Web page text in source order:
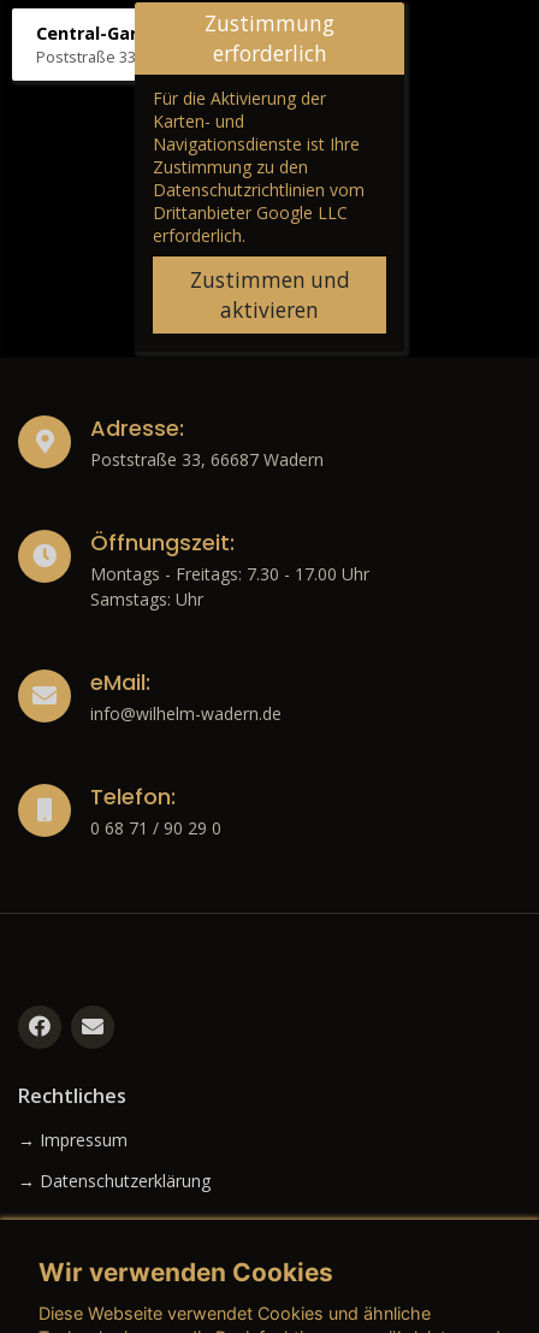
Central-Garage H. Wilhelm
Poststraße 33, 66687 Wadern
Zustimmung
erforderlich
Für die Aktivierung der
Karten- und
Navigationsdienste ist Ihre
Zustimmung zu den
Datenschutzrichtlinien vom
Drittanbieter Google LLC
erforderlich.
Zustimmen und
aktivieren
Adresse:
Poststraße 33, 66687 Wadern
Öffnungszeit:
Montags - Freitags: 7.30 - 17.00 Uhr
Samstags: Uhr
eMail:
info@wilhelm-wadern.de
Telefon:
0 68 71 / 90 29 0
Rechtliches
→ Impressum
→ Datenschutzerklärung
Wir verwenden Cookies
Diese Webseite verwendet Cookies und ähnliche